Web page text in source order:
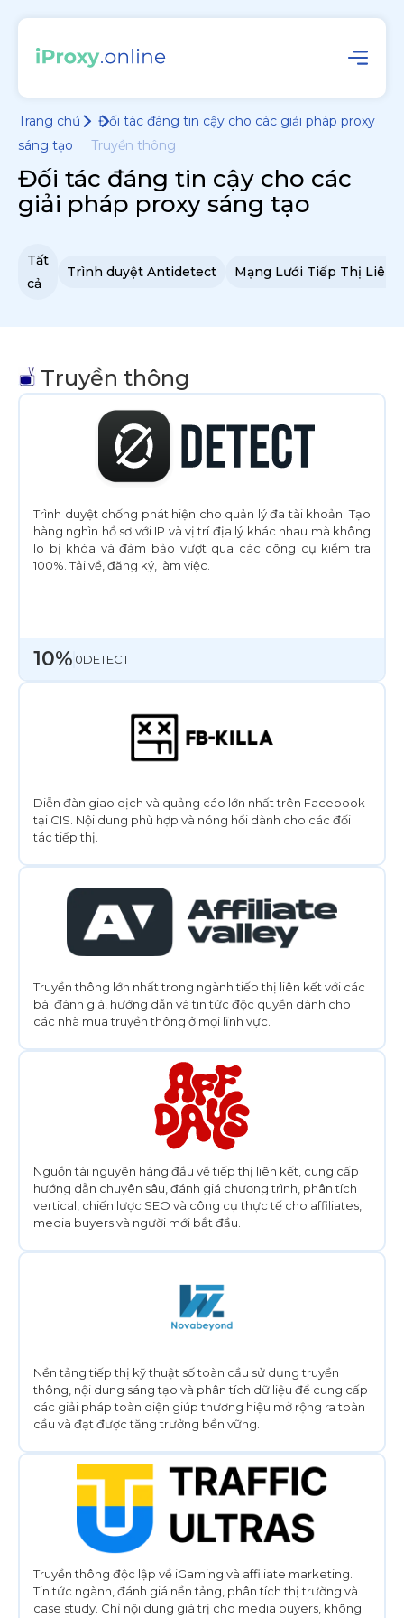
Trang chủ
Đối tác đáng tin cậy cho các giải pháp proxy
sáng tạo
Truyền thông
Đối tác đáng tin cậy cho các
giải pháp proxy sáng tạo
Tất
cả
Trình duyệt Antidetect Mạng Lưới Tiếp Thị Liên
Truyền thông
Trình duyệt chống phát hiện cho quản lý đa tài khoản. Tạo
hàng nghìn hồ sơ với IP và vị trí địa lý khác nhau mà không
lo bị khóa và đảm bảo vượt qua các công cụ kiểm tra
100%. Tải về, đăng ký, làm việc.
10% 0DETECT
Diễn đàn giao dịch và quảng cáo lớn nhất trên Facebook
tại CIS. Nội dung phù hợp và nóng hổi dành cho các đối
tác tiếp thị.
Truyền thông lớn nhất trong ngành tiếp thị liên kết với các
bài đánh giá, hướng dẫn và tin tức độc quyền dành cho
các nhà mua truyền thông ở mọi lĩnh vực.
Nguồn tài nguyên hàng đầu về tiếp thị liên kết, cung cấp
hướng dẫn chuyên sâu, đánh giá chương trình, phân tích
vertical, chiến lược SEO và công cụ thực tế cho affiliates,
media buyers và người mới bắt đầu.
Nền tảng tiếp thị kỹ thuật số toàn cầu sử dụng truyền
thông, nội dung sáng tạo và phân tích dữ liệu để cung cấp
các giải pháp toàn diện giúp thương hiệu mở rộng ra toàn
cầu và đạt được tăng trưởng bền vững.
Truyền thông độc lập về iGaming và affiliate marketing.
Tin tức ngành, đánh giá nền tảng, phân tích thị trường và
case study. Chỉ nội dung giá trị cho media buyers, không